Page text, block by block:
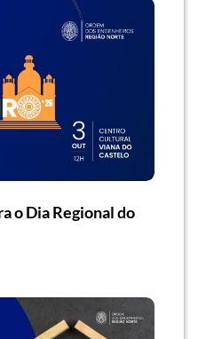
o Dia Regional do